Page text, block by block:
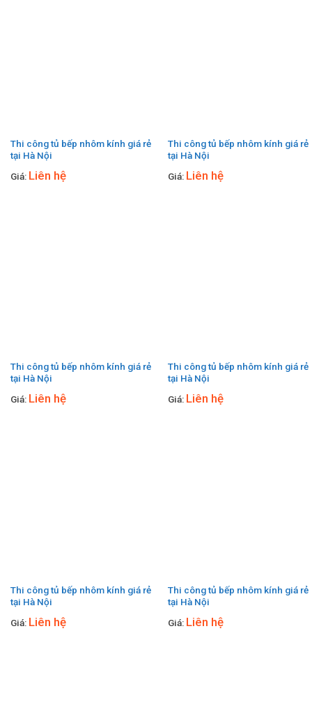
Thi công tủ bếp nhôm kính giá rẻ
tại Hà Nội
Giá: Liên hệ
Thi công tủ bếp nhôm kính giá rẻ
tại Hà Nội
Giá: Liên hệ
Thi công tủ bếp nhôm kính giá rẻ
tại Hà Nội
Giá: Liên hệ
Thi công tủ bếp nhôm kính giá rẻ
tại Hà Nội
Giá: Liên hệ
Thi công tủ bếp nhôm kính giá rẻ
tại Hà Nội
Giá: Liên hệ
Thi công tủ bếp nhôm kính giá rẻ
tại Hà Nội
Giá: Liên hệ